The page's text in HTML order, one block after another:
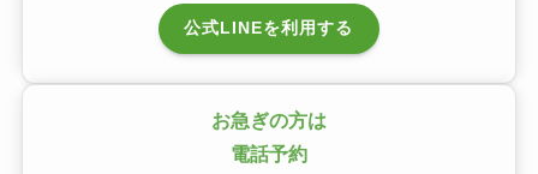
公式LINEを利用する
お急ぎの方は
電話予約